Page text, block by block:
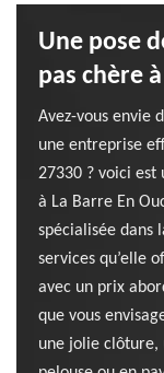
Une pose
pas chère
Avez-vous envie
une entreprise
27330 ? voici est
à La Barre En
spécialisée dans
services qu’elle
avec un prix
que vous
une jolie clôture,